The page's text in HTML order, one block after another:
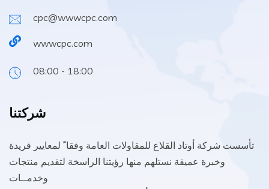
cpc@wwwcpc.com
wwwcpc.com
08:00 - 18:00
شركتنا
ﺗﺄﺳﺴﺖ ﺷﺮﻛﺔ أوﺗﺎد اﻟﻘﻼع ﻟﻠﻤﻘﺎوﻻت اﻟﻌﺎﻣﺔ وﻓﻘﺎ ً ﻟﻤﻌﺎﻳﻴﺮ ﻓﺮﻳﺪة
وﺧﺒﺮة ﻋﻤﻴﻘﺔ ﻧﺴﺘﻠﻬﻢ ﻣﻨﻬﺎ رؤﻳﺘﻨﺎ اﻟﺮاﺳﺨﺔ ﻟﺘﻘﺪﻳﻢ ﻣﻨﺘﺠﺎت
وﺧﺪﻣــﺎت